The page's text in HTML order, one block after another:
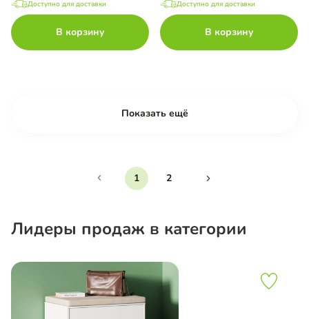
Доступно для доставки
В корзину
Доступно для доставки
В корзину
Показать ещё
1 2
Лидеры продаж в категории